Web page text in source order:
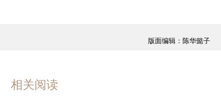
版面编辑：陈华懿子
相关阅读